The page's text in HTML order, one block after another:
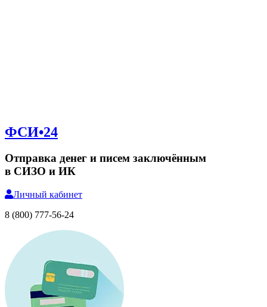
ФСИ•24
Отправка денег и писем заключённым
в СИЗО и ИК
Личный кабинет
8 (800) 777-56-24